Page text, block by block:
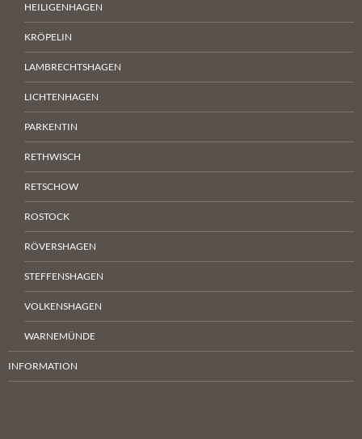
HEILIGENHAGEN
KRÖPELIN
LAMBRECHTSHAGEN
LICHTENHAGEN
PARKENTIN
RETHWISCH
RETSCHOW
ROSTOCK
RÖVERSHAGEN
STEFFENSHAGEN
VOLKENSHAGEN
WARNEMÜNDE
INFORMATION